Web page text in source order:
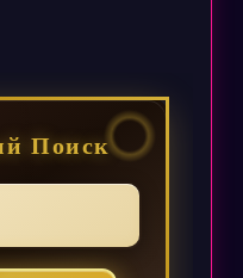
Поиск